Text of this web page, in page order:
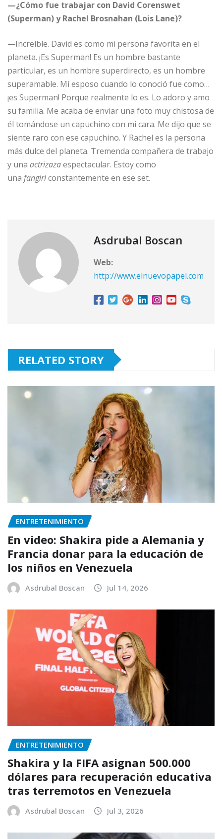
—¿Cómo fue trabajar con David Corenswet
(Superman) y Rachel Brosnahan (Lois Lane)?
—Increíble. David es como mi persona favorita en el
planeta. ¡Es Superman! Es un hombre bastante
particular, es un hombre superdirecto, es un hombre
superamable. Mi esposo cuando lo conoció fue como…
¡es Superman! Porque realmente lo es. Lo adoro y amo
su familia. Me acaba de enviar una foto muy chistosa de
él tomándose un capuchino con mi cara. Me dijo que se
siente raro con ese capuchino. Y Rachel es la persona
más dulce del planeta. Tremenda compañera de trabajo
y una actrizazaespectacular. Estoy como
una fangirlconstantemente en ese set.
Asdrubal Boscan
Web:
http://www.elnuevopapel.com
RELATED STORY
ENTRETENIMIENTO
En video: Shakira pide a Alemania y
Francia donar para la educación de
los niños en Venezuela
Asdrubal Boscan Jul 14, 2026
ENTRETENIMIENTO
Shakira y la FIFA asignan 500.000
dólares para recuperación educativa
tras terremotos en Venezuela
Asdrubal Boscan Jul 3, 2026